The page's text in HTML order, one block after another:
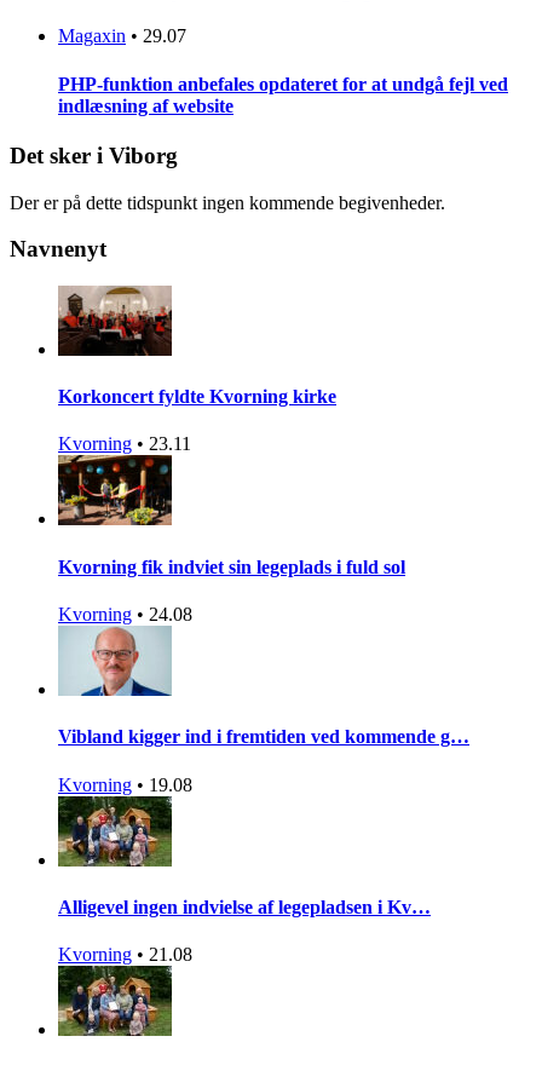
Magaxin • 29.07
PHP-funktion anbefales opdateret for at undgå fejl ved
indlæsning af website
Det sker i Viborg
Der er på dette tidspunkt ingen kommende begivenheder.
Navnenyt
Korkoncert fyldte Kvorning kirke
Kvorning • 23.11
Kvorning fik indviet sin legeplads i fuld sol
Kvorning • 24.08
Vibland kigger ind i fremtiden ved kommende g…
Kvorning • 19.08
Alligevel ingen indvielse af legepladsen i Kv…
Kvorning • 21.08